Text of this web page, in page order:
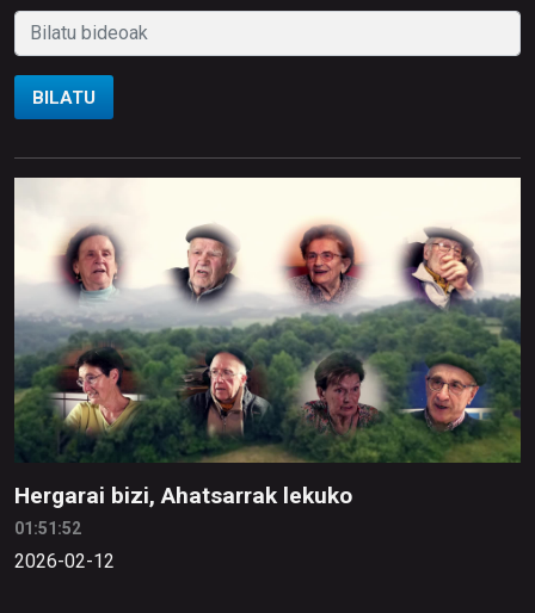
BILATU
Hergarai bizi, Ahatsarrak lekuko
01:51:52
2026-02-12